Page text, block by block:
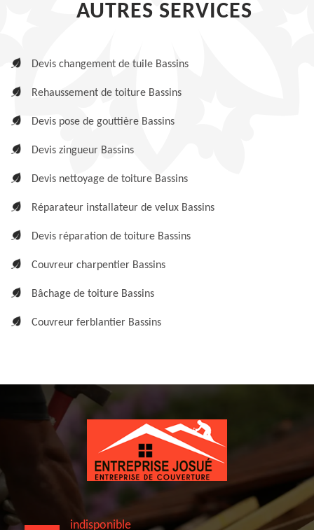
AUTRES SERVICES
Devis changement de tuile Bassins
Rehaussement de toiture Bassins
Devis pose de gouttière Bassins
Devis zingueur Bassins
Devis nettoyage de toiture Bassins
Réparateur installateur de velux Bassins
Devis réparation de toiture Bassins
Couvreur charpentier Bassins
Bâchage de toiture Bassins
Couvreur ferblantier Bassins
indisponible